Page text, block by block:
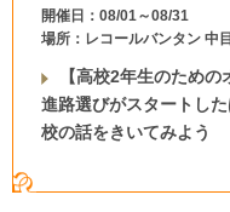
開催日：08/01～08/31
場所：レコールバンタン 中
【高校2年生のための
進路選びがスタートし
校の話をきいてみよう